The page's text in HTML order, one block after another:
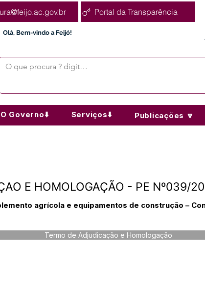
Portal da Transparência
Olá, Bem-vindo a Feijó!
O Governo⬇️ Serviços⬇️ Publicações 🔽
E HOMOLOGAÇÃO - PE Nº039/
agrícola e equipamentos de construção –
Termo de Adjudicação e Homologação